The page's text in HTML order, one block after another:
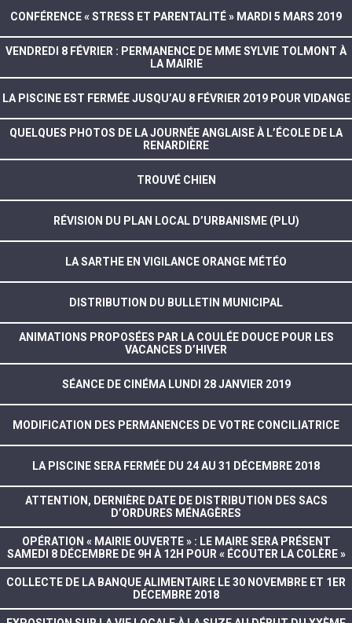
CONFÉRENCE « STRESS ET PARENTALITÉ » MARDI 5 MARS 2019
VENDREDI 8 FÉVRIER : PERMANENCE DE MME SYLVIE TOLMONT À
LA MAIRIE
LA PISCINE EST FERMÉE JUSQU’AU 8 FÉVRIER 2019 POUR VIDANGE
QUELQUES PHOTOS DE LA JOURNÉE ANGLAISE À L’ÉCOLE DE LA
RENARDIÈRE
TROUVÉ CHIEN
RÉVISION DU PLAN LOCAL D’URBANISME (PLU)
LA SARTHE EN VIGILANCE ORANGE MÉTÉO
DISTRIBUTION DU BULLETIN MUNICIPAL
ANIMATIONS PROPOSÉES PAR LA COULÉE DOUCE POUR LES
VACANCES D’HIVER
SÉANCE DE CINÉMA LUNDI 28 JANVIER 2019
MODIFICATION DES PERMANENCES DE VOTRE CONCILIATRICE
LA PISCINE SERA FERMÉE DU 24 AU 31 DÉCEMBRE 2018
ATTENTION, DERNIÈRE DATE DE DISTRIBUTION DES SACS
D’ORDURES MÉNAGÈRES
OPÉRATION « MAIRIE OUVERTE » : LE MAIRE SERA PRÉSENT
SAMEDI 8 DÉCEMBRE DE 9H À 12H POUR « ÉCOUTER LA COLÈRE »
COLLECTE DE LA BANQUE ALIMENTAIRE LE 30 NOVEMBRE ET 1ER
DÉCEMBRE 2018